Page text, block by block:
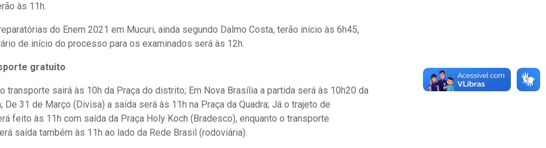
às 11h.
do Enem 2021 em Mucuri, ainda segundo Dalmo Costa, terão início às 6h45,
de início do processo para os examinados será às 12h.
gratuito
transporte sairá às 10h da Praça do distrito; Em Nova Brasília a partida será às 10h20 da
De 31 de Março (Divisa) a saída será às 11h na Praça da Quadra; Já o trajeto de
feito às 11h com saída da Praça Holy Koch (Bradesco), enquanto o transporte
saída também às 11h ao lado da Rede Brasil (rodoviária).